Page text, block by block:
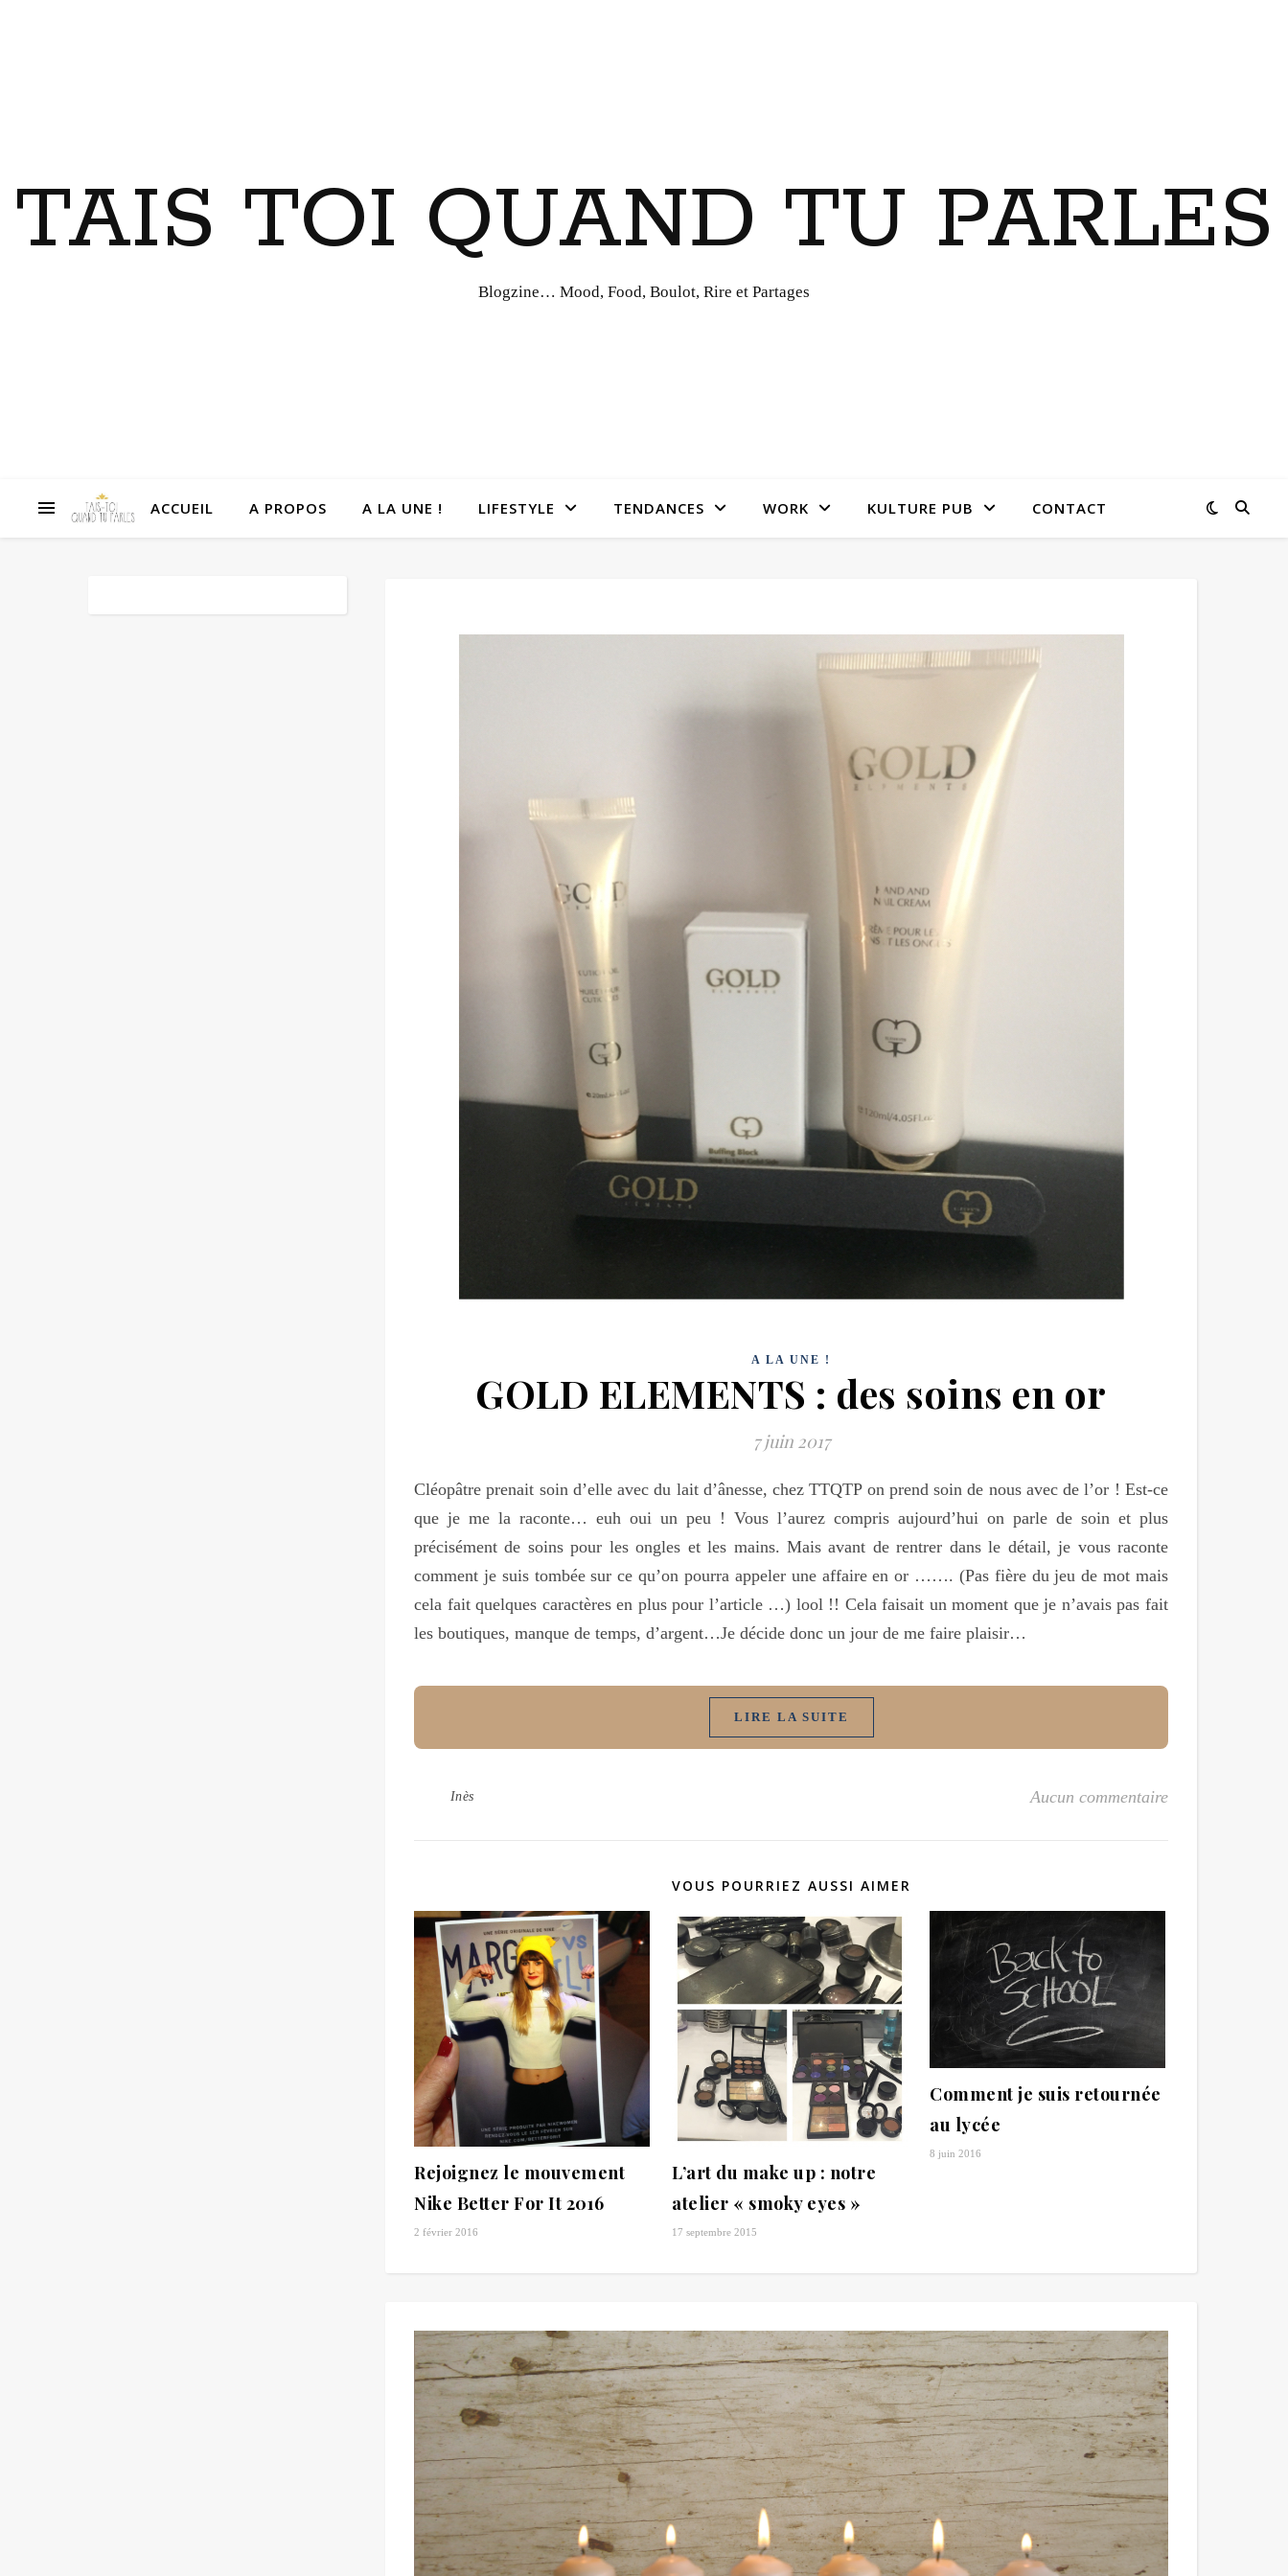
TAIS TOI QUAND TU PARLES
Blogzine… Mood, Food, Boulot, Rire et Partages
ACCUEIL A PROPOS A LA UNE ! LIFESTYLE TENDANCES WORK KULTURE PUB CONTACT
A LA UNE !
GOLD ELEMENTS : des soins en or
7 juin 2017
Cléopâtre prenait soin d’elle avec du lait d’ânesse, chez TTQTP on prend soin de nous avec de l’or ! Est-ce
que je me la raconte… euh oui un peu ! Vous l’aurez compris aujourd’hui on parle de soin et plus
précisément de soins pour les ongles et les mains. Mais avant de rentrer dans le détail, je vous raconte
comment je suis tombée sur ce qu’on pourra appeler une affaire en or ……. (Pas fière du jeu de mot mais
cela fait quelques caractères en plus pour l’article …) lool !! Cela faisait un moment que je n’avais pas fait
les boutiques, manque de temps, d’argent…Je décide donc un jour de me faire plaisir…
LIRE LA SUITE
Inès Aucun commentaire
VOUS POURRIEZ AUSSI AIMER
Rejoignez le mouvement
Nike Better For It 2016
2 février 2016
L’art du make up : notre
atelier « smoky eyes »
17 septembre 2015
Comment je suis retournée
au lycée
8 juin 2016